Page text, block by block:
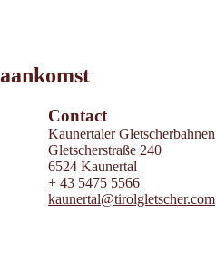
aankomst
Leaflet ©tiris
OpenStreetMap contributors 2026
Contact
Kaunertaler Gletscherbahnen
Gletscherstraße 240
6524 Kaunertal
+ 43 5475 5566
kaunertal@tirolgletscher.com